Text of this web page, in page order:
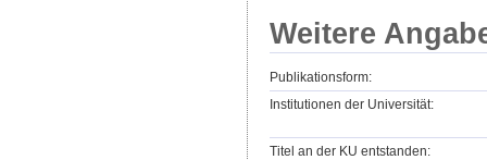
Weitere
Publikationsform:
Institutionen der Universität:
Titel an der KU entstanden: